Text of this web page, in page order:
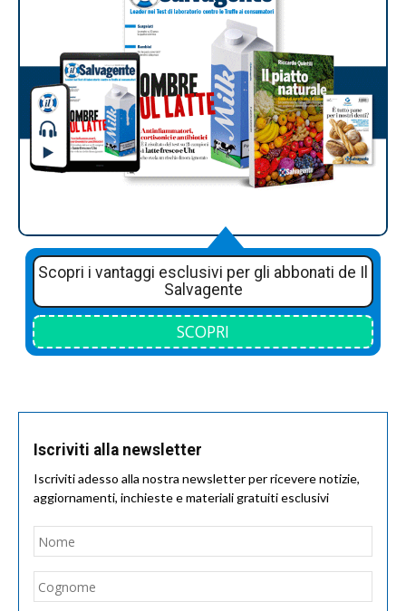
Scopri i vantaggi esclusivi per gli abbonati de Il
Salvagente
SCOPRI
Iscriviti alla newsletter
Iscriviti adesso alla nostra newsletter per ricevere notizie,
aggiornamenti, inchieste e materiali gratuiti esclusivi
Nome